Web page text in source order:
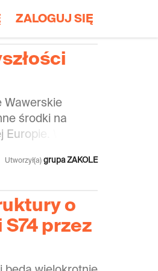
ZALOGUJ SIĘ
Wawerskie
środki na
W
terenu
w
To
nie zapewniają
zaburzenia
Utworzył(a) grupa ZAKOLE
o
przez